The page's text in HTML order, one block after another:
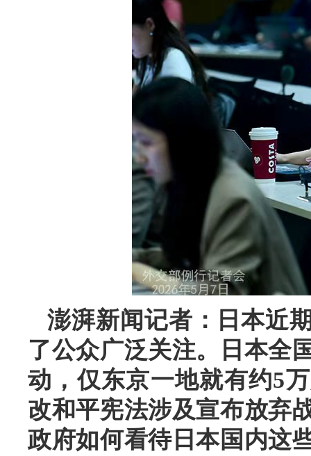
澎湃新闻记者：日本近
了公众广泛关注。日本全
动，仅东京一地就有约5
改和平宪法涉及宣布放弃
政府如何看待日本国内这